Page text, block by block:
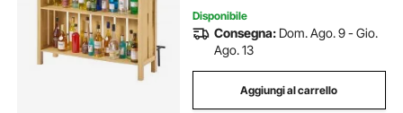
Disponibile
Consegna: Dom. Ago. 9 - Gio.
Ago. 13
Aggiungi al carrello